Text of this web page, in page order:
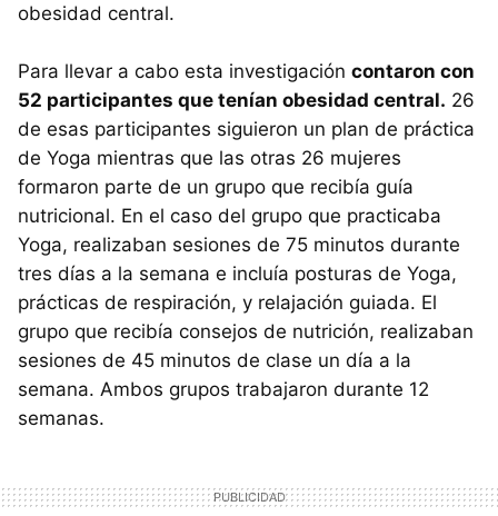
obesidad central.
Para llevar a cabo esta investigación contaron con
52 participantes que tenían obesidad central. 26
de esas participantes siguieron un plan de práctica
de Yoga mientras que las otras 26 mujeres
formaron parte de un grupo que recibía guía
nutricional. En el caso del grupo que practicaba
Yoga, realizaban sesiones de 75 minutos durante
tres días a la semana e incluía posturas de Yoga,
prácticas de respiración, y relajación guiada. El
grupo que recibía consejos de nutrición, realizaban
sesiones de 45 minutos de clase un día a la
semana. Ambos grupos trabajaron durante 12
semanas.